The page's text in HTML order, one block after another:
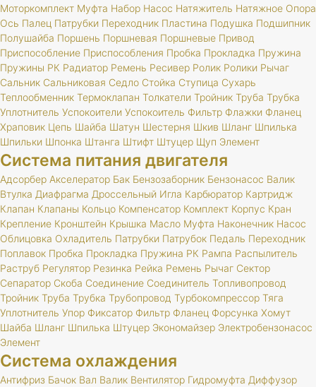
Моторкомплект Муфта Набор Насос Натяжитель Натяжное Опора
Ось Палец Патрубки Переходник Пластина Подушка Подшипник
Полушайба Поршень Поршневая Поршневые Привод
Приспособление Приспособления Пробка Прокладка Пружина
Пружины РК Радиатор Ремень Ресивер Ролик Ролики Рычаг
Сальник Сальниковая Седло Стойка Ступица Сухарь
Теплообменник Термоклапан Толкатели Тройник Труба Трубка
Уплотнитель Успокоители Успокоитель Фильтр Флажки Фланец
Храповик Цепь Шайба Шатун Шестерня Шкив Шланг Шпилька
Шпильки Шпонка Штанга Штифт Штуцер Щуп Элемент
Система питания двигателя
Адсорбер Акселератор Бак Бензозаборник Бензонасос Валик
Втулка Диафрагма Дроссельный Игла Карбюратор Картридж
Клапан Клапаны Кольцо Компенсатор Комплект Корпус Кран
Крепление Кронштейн Крышка Масло Муфта Наконечник Насос
Облицовка Охладитель Патрубки Патрубок Педаль Переходник
Поплавок Пробка Прокладка Пружина РК Рампа Распылитель
Раструб Регулятор Резинка Рейка Ремень Рычаг Сектор
Сепаратор Скоба Соединение Соединитель Топливопровод
Тройник Труба Трубка Трубопровод Турбокомпрессор Тяга
Уплотнитель Упор Фиксатор Фильтр Фланец Форсунка Хомут
Шайба Шланг Шпилька Штуцер Экономайзер Электробензонасос
Элемент
Система охлаждения
Антифриз Бачок Вал Валик Вентилятор Гидромуфта Диффузор